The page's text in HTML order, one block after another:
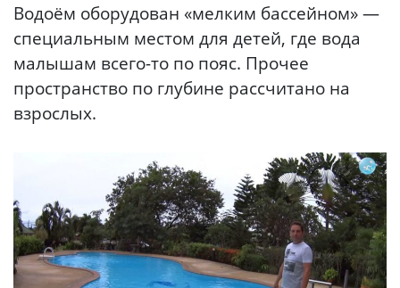
Водоём оборудован «мелким бассейном» —
специальным местом для детей, где вода
малышам всего-то по пояс. Прочее
пространство по глубине рассчитано на
взрослых.